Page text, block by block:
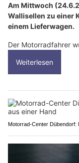
Am Mittwoch
Wallisellen zu einer
einem Lieferwagen.
Der Motorradfahrer
Weiterlesen
Motorrad-Center Dübendorf: